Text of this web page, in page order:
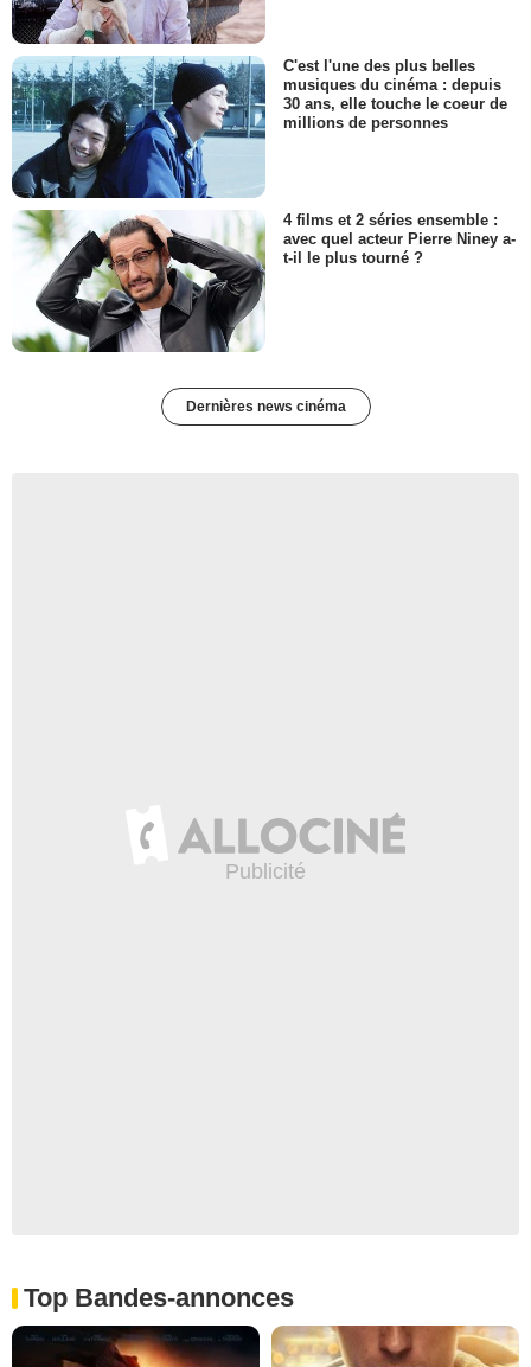
C'est l'une des plus belles
musiques du cinéma : depuis
30 ans, elle touche le coeur de
millions de personnes
4 films et 2 séries ensemble :
avec quel acteur Pierre Niney a-
t-il le plus tourné ?
Dernières news cinéma
Top Bandes-annonces